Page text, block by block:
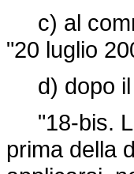
c) al
"20 luglio
d) dopo il
"18-bis.
prima della